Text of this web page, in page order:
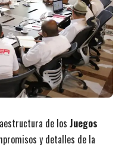
de los Juegos
y detalles de la